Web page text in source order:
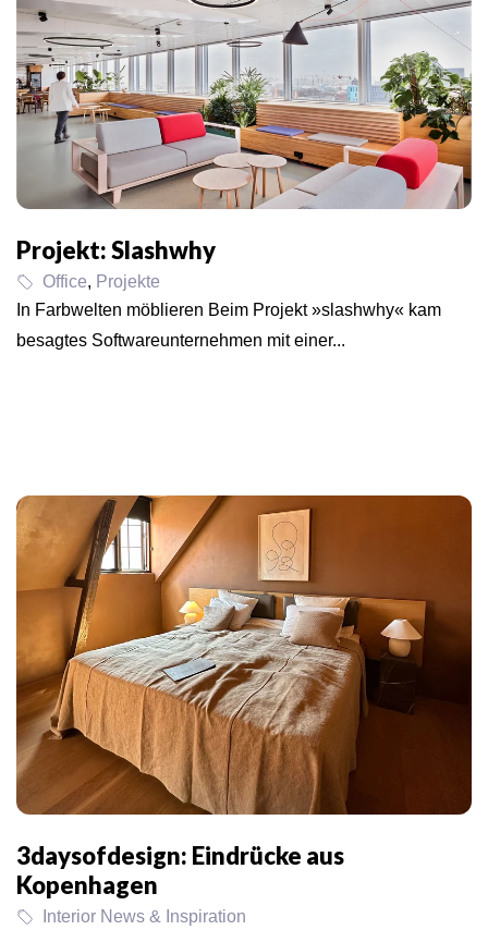
Projekt: Slashwhy
Office, Projekte
In Farbwelten möblieren Beim Projekt »slashwhy« kam
besagtes Softwareunternehmen mit einer...
3daysofdesign: Eindrücke aus
Kopenhagen
Interior News & Inspiration